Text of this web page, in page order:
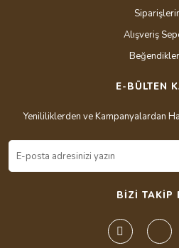
Alışveriş
E-BÜLTEN
Yenililiklerden ve Kampanyalardan
BİZİ TAKİP